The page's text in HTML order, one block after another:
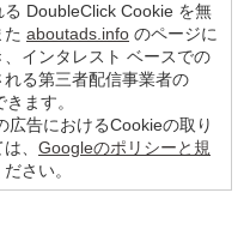
DoubleClick Cookie を無
aboutads.info のページに
インタレスト ベースでの
る第三者配信事業者の
ます。
広告におけるCookieの取り
、 Googleのポリシーと規
さい。